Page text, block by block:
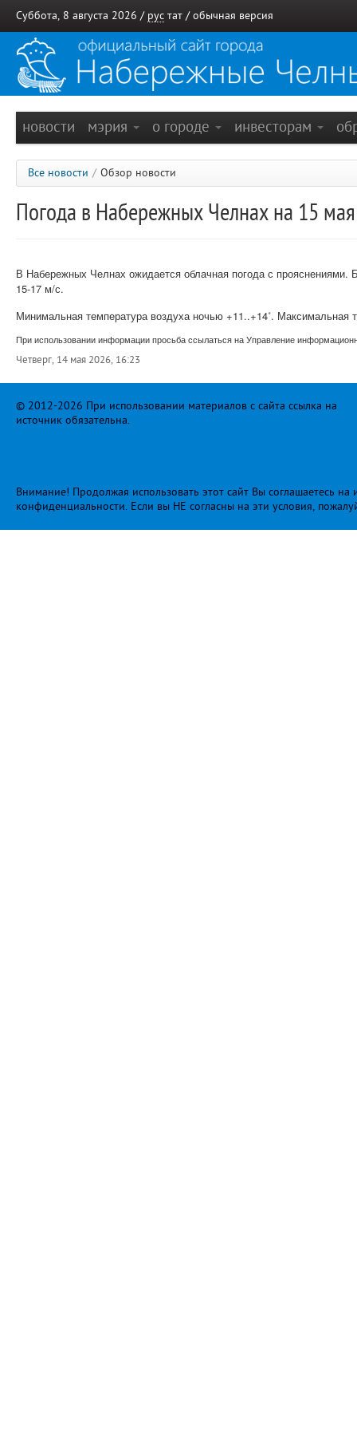
Суббота, 8 августа 2026 / рус тат / обычная версия
новости мэрия о городе инвесторам
Все новости / Обзор новости
Погода в Набережных Челнах на 15 мая
В Набережных Челнах ожидается облачная погода с прояснениями.
15-17 м/с.
Минимальная температура воздуха ночью +11..+14˚. Максимальная
При использовании информации просьба ссылаться на Управление
Четверг, 14 мая 2026, 16:23
© 2012-2026 При использовании материалов с сайта ссылка на
источник обязательна.
Внимание! Продолжая использовать этот сайт Вы соглашаетесь
конфиденциальности. Если вы НЕ согласны на эти условия,